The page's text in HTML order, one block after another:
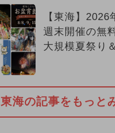
【東海】2026
週末開催の無
大規模夏祭り
東海の記事をもっと